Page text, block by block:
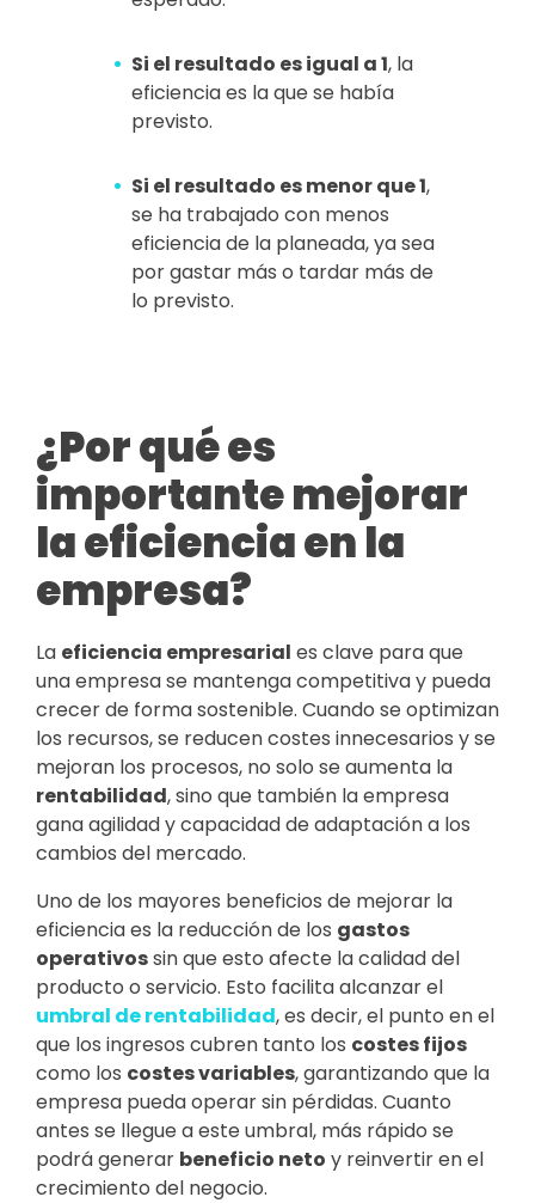
Si el resultado es igual a 1, la
eficiencia es la que se había
previsto.
Si el resultado es menor que 1,
se ha trabajado con menos
eficiencia de la planeada, ya sea
por gastar más o tardar más de
lo previsto.
¿Por qué es
importante mejorar
la eficiencia en la
empresa?
La eficiencia empresarial es clave para que
una empresa se mantenga competitiva y pueda
crecer de forma sostenible. Cuando se optimizan
los recursos, se reducen costes innecesarios y se
mejoran los procesos, no solo se aumenta la
rentabilidad, sino que también la empresa
gana agilidad y capacidad de adaptación a los
cambios del mercado.
Uno de los mayores beneficios de mejorar la
eficiencia es la reducción de los gastos
operativossin que esto afecte la calidad del
producto o servicio. Esto facilita alcanzar el
umbral de rentabilidad, es decir, el punto en el
que los ingresos cubren tanto los costes fijos
como los costes variables, garantizando que la
empresa pueda operar sin pérdidas. Cuanto
antes se llegue a este umbral, más rápido se
podrá generar beneficio neto y reinvertir en el
crecimiento del negocio.